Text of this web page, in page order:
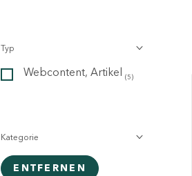
Typ
Webcontent, Artikel (5)
Kategorie
ENTFERNEN